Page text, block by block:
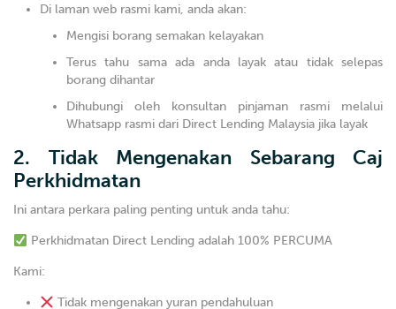
Di laman web rasmi kami, anda akan:
Mengisi borang semakan kelayakan
Terus tahu sama ada anda layak atau tidak selepas
borang dihantar
Dihubungi oleh konsultan pinjaman rasmi melalui
Whatsapp rasmi dari Direct Lending Malaysia jika layak
2. Tidak Mengenakan Sebarang Caj
Perkhidmatan
Ini antara perkara paling penting untuk anda tahu:
Perkhidmatan Direct Lending adalah 100% PERCUMA
Kami:
Tidak mengenakan yuran pendahuluan